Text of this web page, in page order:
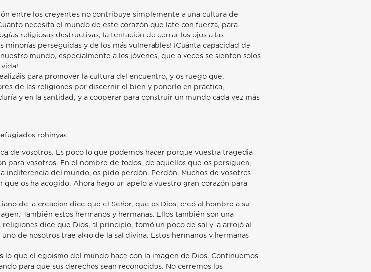
entre los creyentes no contribuye simplemente a una cultura de
necesita el mundo de este corazón que late con fuerza, para
religiosas destructivas, la tentación de cerrar los ojos a las
perseguidas y de los más vulnerables! ¡Cuánta capacidad de
mundo, especialmente a los jóvenes, que a veces se sienten solos
para promover la cultura del encuentro, y os ruego que,
de las religiones por discernir el bien y ponerlo en práctica,
y en la santidad, y a cooperar para construir un mundo cada vez más
rohinyás
de vosotros. Es poco lo que podemos hacer porque vuestra tragedia
para vosotros. En el nombre de todos, de aquellos que os persiguen,
indiferencia del mundo, os pido perdón. Perdón. Muchos de vosotros
os ha acogido. Ahora hago un apelo a vuestro gran corazón para
de la creación dice que el Señor, que es Dios, creó al hombre a su
También estos hermanos y hermanas. Ellos también son una
dice que Dios, al principio, tomó un poco de sal y la arrojó al
de nosotros trae algo de la sal divina. Estos hermanos y hermanas
lo que el egoísmo del mundo hace con la imagen de Dios. Continuemos
para que sus derechos sean reconocidos. No cerremos los